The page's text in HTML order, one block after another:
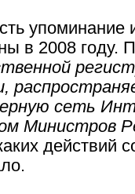
упоминание
в 2008 году.
сеть
Министров
действий